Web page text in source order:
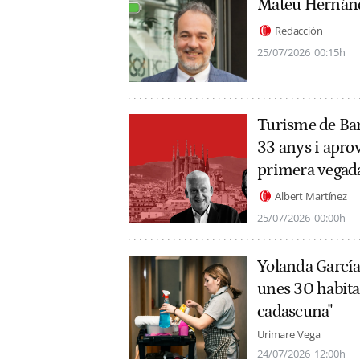
Mateu
Redacción
25/07/2026 00:15h
Turisme de
33 anys i
primera
Albert Martínez
25/07/2026 00:00h
Yolanda
unes 30
cadascuna"
Urimare Vega
24/07/2026 12:00h